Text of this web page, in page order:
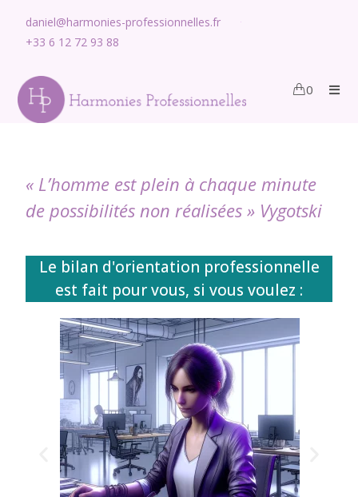
daniel@harmonies-professionnelles.fr
+33 6 12 72 93 88
0
« L’homme est plein à chaque minute
de possibilités non réalisées » Vygotski
Le bilan d'orientation professionnelle
est fait pour vous, si vous voulez :
Harmonie Professionnelle »